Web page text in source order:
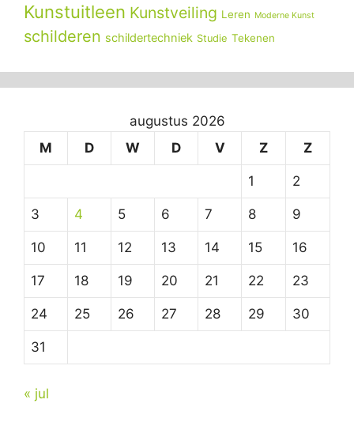
Kunstuitleen Kunstveiling Leren Moderne Kunst
schilderen schildertechniek Studie Tekenen
augustus 2026
M
D W D V Z Z
1 2
3 4 5 6 7 8 9
10 11 12 13 14 15 16
17 18 19 20 21 22 23
24 25 26 27 28 29 30
31
« jul